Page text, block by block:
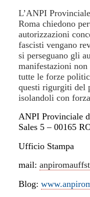
L’ANPI
Romachiedono
autorizzazioni
fascisti vengano
si perseguano gli
manifestazioni
tutte le forze
questi rigurgiti del
isolandoli con
ANPI Provinciale
Sales 5 – 00165
Ufficio Stampa
mail:
Blog: